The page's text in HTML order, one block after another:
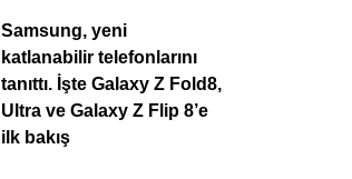
Samsung, yeni
katlanabilir telefonlarını
tanıttı. İşte Galaxy Z Fold8,
Ultra ve Galaxy Z Flip 8’e
ilk bakış